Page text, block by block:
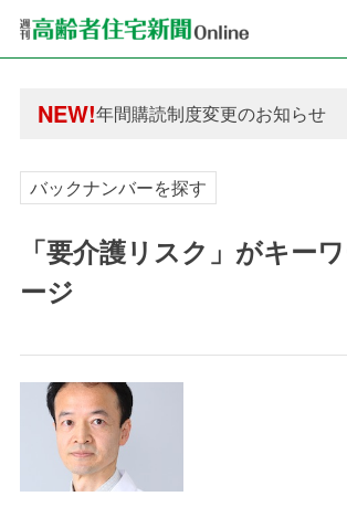
NEW!
年間購読制度変更のお知らせ
年間購読制度変更のお知らせ
バックナンバーを探す
「要介護リスク」がキー
ージ